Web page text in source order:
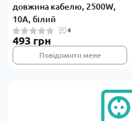
довжина кабелю, 2500W,
10A, білий
4
493 грн
Повідомити мене